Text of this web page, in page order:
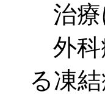
治療
外科
る凍